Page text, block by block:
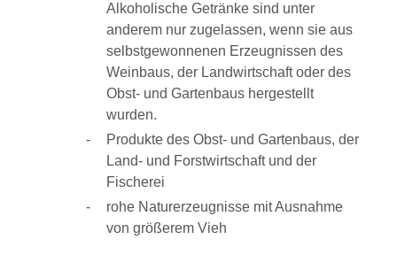
Alkoholische Getränke sind unter
anderem nur zugelassen, wenn sie aus
selbstgewonnenen Erzeugnissen des
Weinbaus, der Landwirtschaft oder des
Obst- und Gartenbaus hergestellt
wurden.
Produkte des Obst- und Gartenbaus, der
Land- und Forstwirtschaft und der
Fischerei
rohe Naturerzeugnisse mit Ausnahme
von größerem Vieh